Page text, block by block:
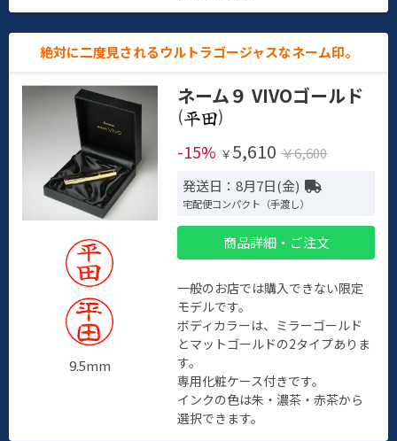
絶対に二度見されるウルトラゴージャスなネーム印。
9.5mm
ネーム９ VIVOゴールド
(
)
-15% ￥ 5,610 ￥6,600
発送日：8月7日(金)
宅配便コンパクト（手渡し）
商品詳細・ご注文
一般のお店では購入できない限定
モデルです。
ボディカラーは、ミラーゴールド
とマットゴールドの2タイプありま
す。
専用化粧ケース付きです。
インクの色は朱・濃茶・赤茶から
選択できます。